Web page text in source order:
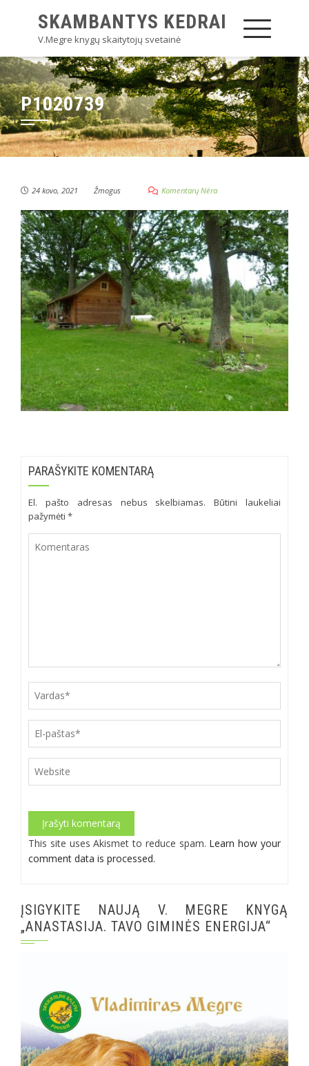
SKAMBANTYS KEDRAI
V.Megre knygų skaitytojų svetainė
P1020739
24 kovo, 2021 Žmogus Komentarų Nėra
PARAŠYKITE KOMENTARĄ
El. pašto adresas nebus skelbiamas.
Būtini laukeliai
pažymėti *
Alternative:
This site uses Akismet to reduce spam. Learn how your
comment data is processed.
ĮSIGYKITE NAUJĄ V. MEGRE KNYGĄ
„ANASTASIJA. TAVO GIMINĖS ENERGIJA“